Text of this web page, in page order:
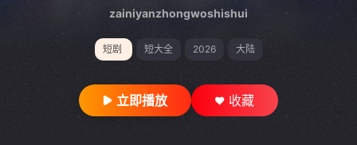
zainiyanzhongwoshishui
短剧 短大全 2026 大陆
立即播放 收藏